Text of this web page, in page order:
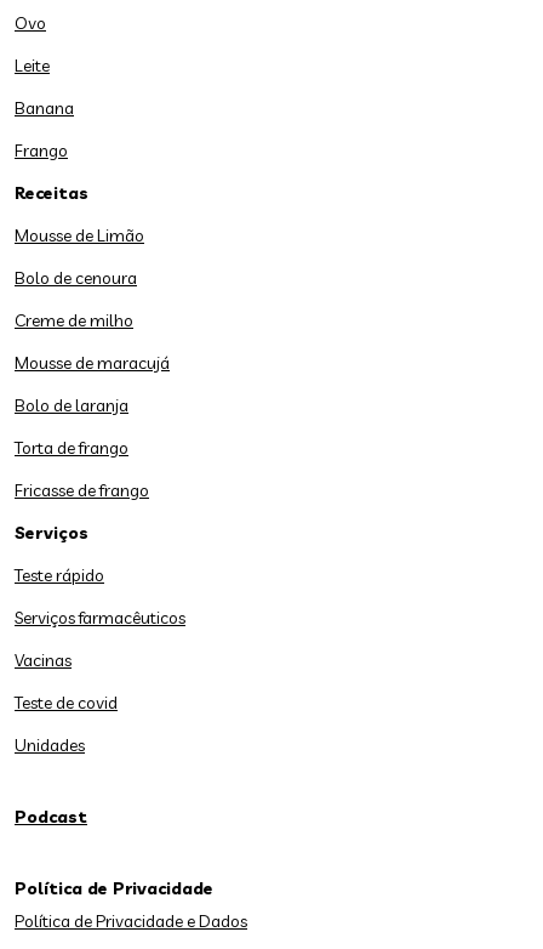
Ovo
Leite
Banana
Frango
Receitas
Mousse de Limão
Bolo de cenoura
Creme de milho
Mousse de maracujá
Bolo de laranja
Torta de frango
Fricasse de frango
Serviços
Teste rápido
Serviços farmacêuticos
Vacinas
Teste de covid
Unidades
Podcast
Política de Privacidade
Política de Privacidade e Dados